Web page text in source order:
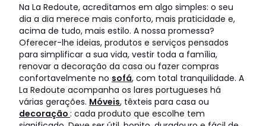
Na La Redoute, acreditamos em algo simples: o seu
dia a dia merece mais conforto, mais praticidade e,
acima de tudo, mais estilo. A nossa promessa?
Oferecer-lhe ideias, produtos e serviços pensados
para simplificar a sua vida, vestir toda a família,
renovar a decoração da casa ou fazer compras
confortavelmente no sofá, com total tranquilidade. A
La Redoute acompanha os lares portugueses há
várias gerações. Móveis, têxteis para casa ou
decoração : cada produto que escolhe tem